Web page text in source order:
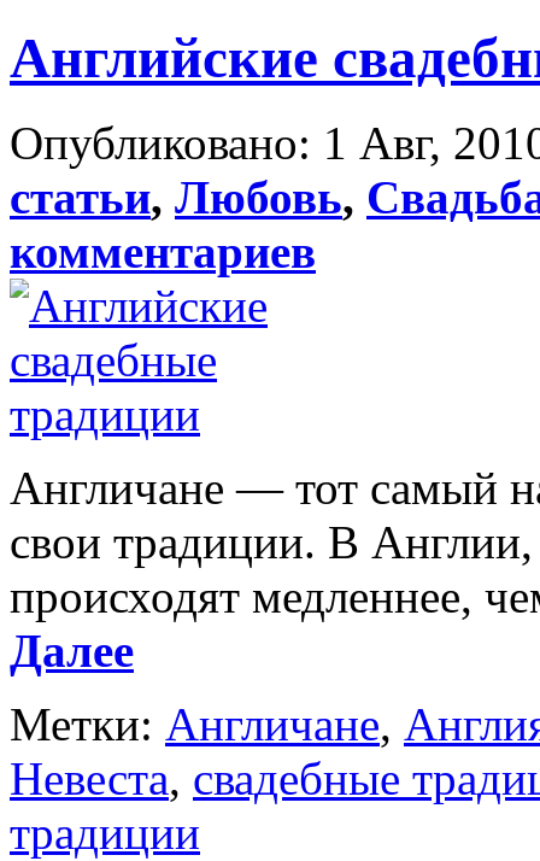
Английские
Опубликовано: 1 Авг,
статьи, Любовь,
комментариев
Англичане — тот самый
свои традиции. В
происходят медленнее,
Далее
Метки: Англичане,
Невеста, свадебные
традиции